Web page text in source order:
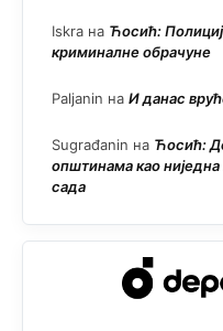
Iskra на Ћосић:
криминалне обрачуне
Paljanin на И данас
Sugrađanin на Ћосић:
општинама као
сада